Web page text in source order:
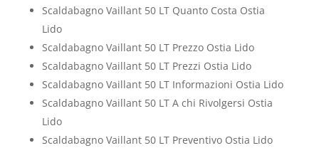
Scaldabagno Vaillant 50 LT Quanto Costa Ostia
Lido
Scaldabagno Vaillant 50 LT Prezzo Ostia Lido
Scaldabagno Vaillant 50 LT Prezzi Ostia Lido
Scaldabagno Vaillant 50 LT Informazioni Ostia Lido
Scaldabagno Vaillant 50 LT A chi Rivolgersi Ostia
Lido
Scaldabagno Vaillant 50 LT Preventivo Ostia Lido